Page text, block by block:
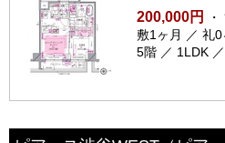
200,000円
敷1ヶ月 ／ 礼0
5階 ／ 1LDK